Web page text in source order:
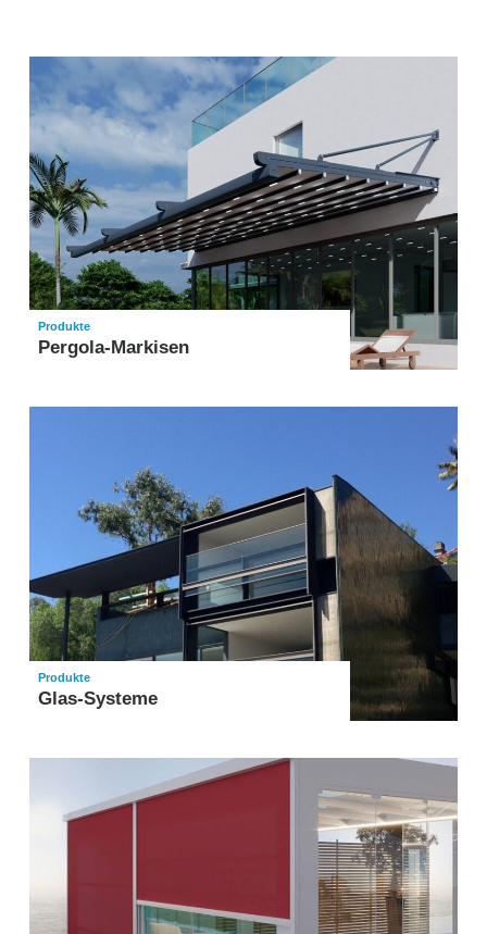
Produkte
Pergola-Markisen
Produkte
Glas-Systeme